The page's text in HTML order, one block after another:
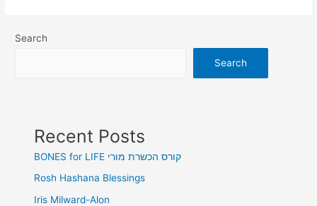
Search
Search
Recent Posts
BONES for LIFE קורס הכשרת מורי
Rosh Hashana Blessings
Iris Milward-Alon